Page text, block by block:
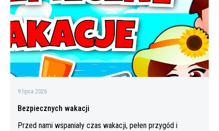
9 lipca 2026
Bezpiecznych wakacji
Przed nami wspaniały czas wakacji, pełen przygód i